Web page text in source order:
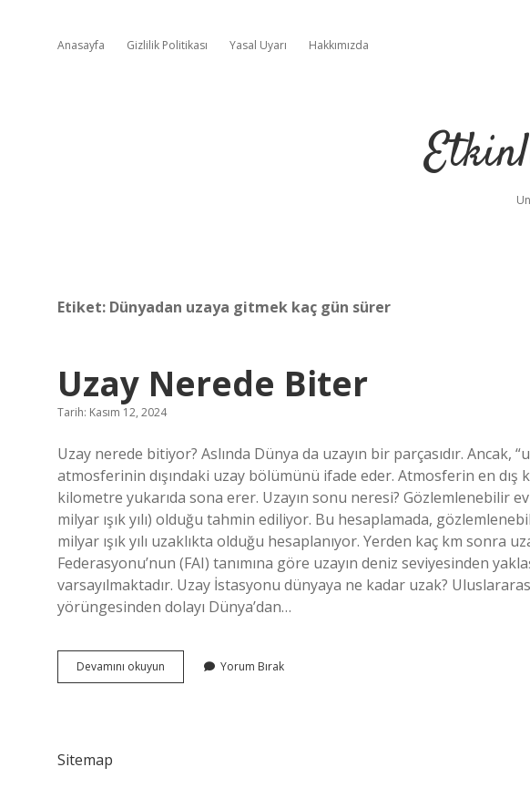
Anasayfa Gizlilik Politikası Yasal Uyarı Hakkımızda
Etiket: Dünyadan uzaya gitmek kaç gün sürer
Uzay Nerede Biter
Tarih: Kasım 12, 2024
Uzay nerede bitiyor? Aslında Dünya da uzayın bir parçasıdır. Ancak,
atmosferinin dışındaki uzay bölümünü ifade eder. Atmosferin en dış
kilometre yukarıda sona erer. Uzayın sonu neresi? Gözlemlenebilir
milyar ışık yılı) olduğu tahmin ediliyor. Bu hesaplamada,
milyar ışık yılı uzaklıkta olduğu hesaplanıyor. Yerden kaç km sonra
Federasyonu’nun (FAI) tanımına göre uzayın deniz seviyesinden
varsayılmaktadır. Uzay İstasyonu dünyaya ne kadar uzak?
yörüngesinden dolayı Dünya’dan…
Devamını okuyun
Nerede
Yorum Bırak
Sitemap